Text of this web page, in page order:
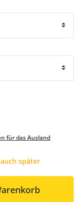
für das Ausland
später